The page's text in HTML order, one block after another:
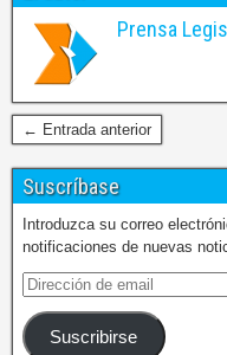
Prensa
← Entrada anterior
Suscríbase
Introduzca su correo
notificaciones de nuevas
Suscribirse